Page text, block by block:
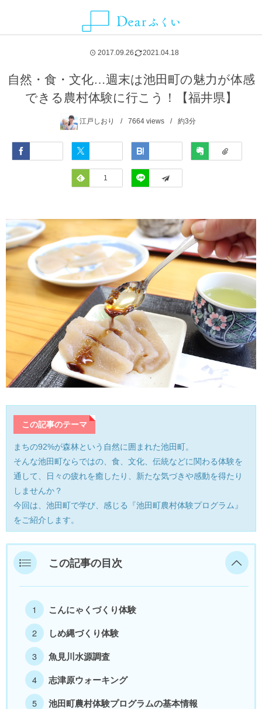
2017.09.26 2021.04.18
自然・食・文化…週末は池田町の魅力が体感
できる農村体験に行こう！【福井県】
江戸しおり 7664 views 約3分
Evernote
Feedly
1 LINE
この記事のテーマ
まちの92%が森林という自然に囲まれた池田町。
そんな池田町ならではの、食、文化、伝統などに関わる体験を
通して、日々の疲れを癒したり、新たな気づきや感動を得たり
しませんか？
今回は、池田町で学び、感じる『池田町農村体験プログラム』
をご紹介します。
この記事の目次
こんにゃくづくり体験
しめ縄づくり体験
魚見川水源調査
志津原ウォーキング
池田町農村体験プログラムの基本情報
観光スポット
レジャー・アクティビティ
自然・風景
お土産
産業・ものづくり
体験施設・体験プラン
歴史
生活・地元ネタ
交通情報
福井市
池田町
越前町
おおい町
小浜市
坂井市
高浜町
敦賀市
南越前町
若狭町
Dearふくいへの広告掲載について
プライバシーポリシー
SmartNews
Yahoo!ライフマガジン